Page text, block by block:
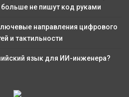
не пишут код руками
направления цифрового
и тактильности
язык для ИИ-инженера?